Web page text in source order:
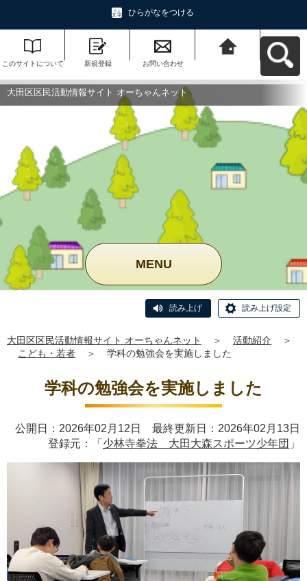
ひらがなをつける
このサイトについて 新規登録 お問い合わせ
ットへ戻る
大田区区民活動情報サイト オーちゃんネット
MENU
読み上げ 読み上げ設定
大田区区民活動情報サイト オーちゃんネット ＞ 活動紹介
＞
こども・若者
＞ 学科の勉強会を実施しました
学科の勉強会を実施しました
公開日：2026年02月12日 最終更新日：2026年02月13日
登録元：「 少林寺拳法 大田大森スポーツ少年団 」